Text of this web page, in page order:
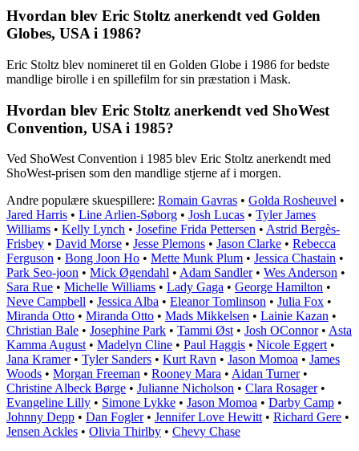
Hvordan blev Eric Stoltz anerkendt ved Golden
Globes, USA i 1986?
Eric Stoltz blev nomineret til en Golden Globe i 1986 for bedste
mandlige birolle i en spillefilm for sin præstation i Mask.
Hvordan blev Eric Stoltz anerkendt ved ShoWest
Convention, USA i 1985?
Ved ShoWest Convention i 1985 blev Eric Stoltz anerkendt med
ShoWest-prisen som den mandlige stjerne af i morgen.
Andre populære skuespillere: Romain Gavras • Golda Rosheuvel •
Jared Harris • Line Arlien-Søborg • Josh Lucas • Tyler James
Williams • Kelly Lynch • Josefine Frida Pettersen • Astrid Bergès-
Frisbey • David Morse • Jesse Plemons • Jason Clarke • Rebecca
Ferguson • Bong Joon Ho • Mette Munk Plum • Jessica Chastain •
Park Seo-joon • Mick Øgendahl • Adam Sandler• Wes Anderson •
Sara Rue • Michelle Williams • Lady Gaga • George Hamilton •
Neve Campbell • Jessica Alba • Eleanor Tomlinson • Julia Fox •
Miranda Otto • Miranda Otto • Mads Mikkelsen • Lainie Kazan •
Christian Bale • Josephine Park • Tammi Øst • Josh OConnor• Asta
Kamma August • Madelyn Cline • Paul Haggis • Nicole Eggert •
Jana Kramer• Tyler Sanders • Kurt Ravn • Jason Momoa • James
Woods • Morgan Freeman • Rooney Mara • Aidan Turner•
Christine Albeck Børge • Julianne Nicholson • Clara Rosager•
Evangeline Lilly • Simone Lykke • Jason Momoa • Darby Camp •
Johnny Depp • Dan Fogler• Jennifer Love Hewitt • Richard Gere •
Jensen Ackles • Olivia Thirlby • Chevy Chase